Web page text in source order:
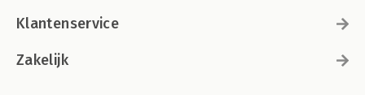
Klantenservice
Zakelijk